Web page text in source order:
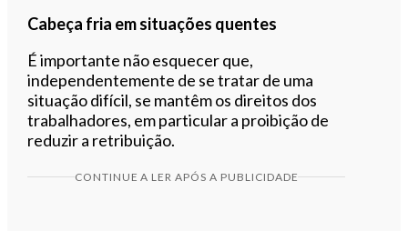
Cabeça fria em situações quentes
É importante não esquecer que,
independentemente de se tratar de uma
situação difícil, se mantêm os direitos dos
trabalhadores, em particular a proibição de
reduzir a retribuição.
CONTINUE A LER APÓS A PUBLICIDADE